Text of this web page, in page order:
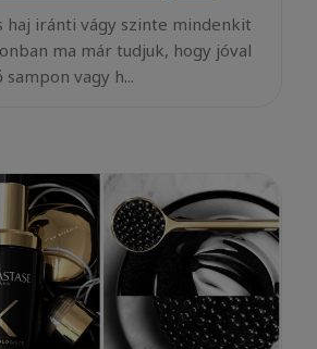
haj iránti vágy szinte mindenkit
ma már tudjuk, hogy jóval
vagy h...